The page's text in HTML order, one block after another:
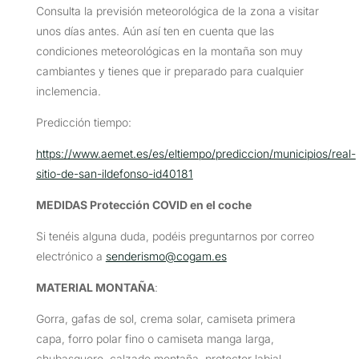
Consulta la previsión meteorológica de la zona a visitar
unos días antes. Aún así ten en cuenta que las
condiciones meteorológicas en la montaña son muy
cambiantes y tienes que ir preparado para cualquier
inclemencia.
Predicción tiempo:
https://www.aemet.es/es/eltiempo/prediccion/municipios/real-
sitio-de-san-ildefonso-id40181
MEDIDAS Protección COVID en el coche
Si tenéis alguna duda, podéis preguntarnos por correo
electrónico a senderismo@cogam.es
MATERIAL MONTAÑA:
Gorra, gafas de sol, crema solar, camiseta primera
capa, forro polar fino o camiseta manga larga,